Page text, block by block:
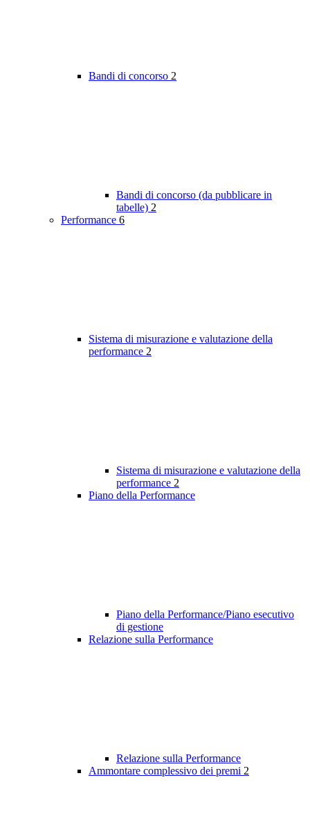
Bandi di concorso 2
Bandi di concorso (da pubblicare in
tabelle) 2
Performance 6
Sistema di misurazione e valutazione della
performance 2
Sistema di misurazione e valutazione della
performance 2
Piano della Performance
Piano della Performance/Piano esecutivo
di gestione
Relazione sulla Performance
Relazione sulla Performance
Ammontare complessivo dei premi 2